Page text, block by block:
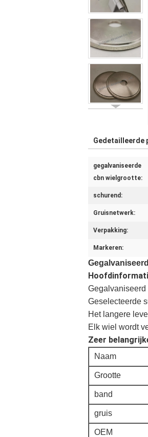
Gedetailleerde
gegalvaniseerde
cbn wielgrootte:
schurend:
Gruisnetwerk:
Verpakking:
Markeren:
Gegalvaniseerd
Geselecteerde
Het langere
Elk wiel wordt
Zeer
Naam
Grootte
band
gruis
OEM